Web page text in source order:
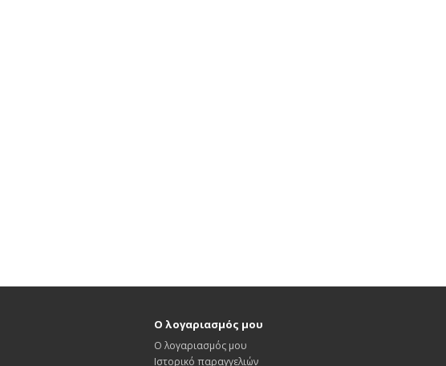
Ο λογαριασμός μου
Ο λογαριασμός μου
Ιστορικό παραγγελιών